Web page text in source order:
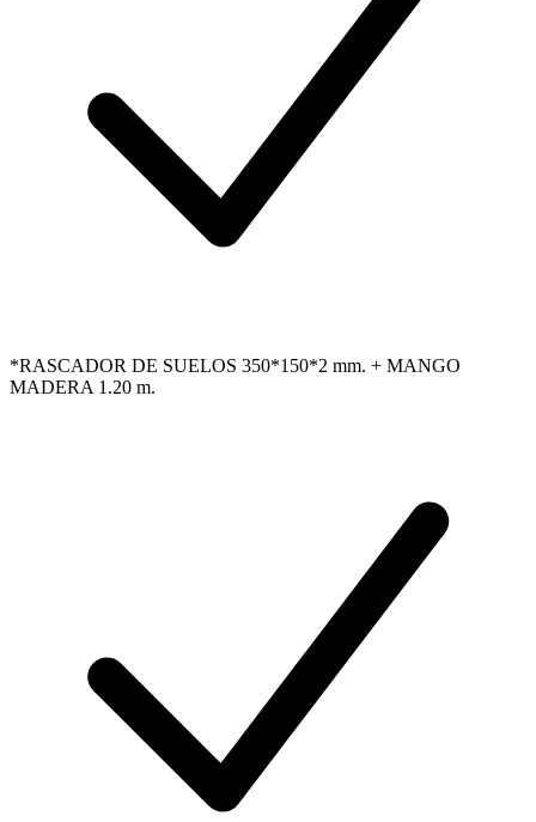
*RASCADOR DE SUELOS 350*150*2 mm. + MANGO
MADERA 1.20 m.